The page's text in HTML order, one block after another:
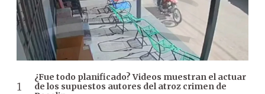
¿Fue todo planificado? Videos muestran el actuar
de los supuestos autores del atroz crimen de